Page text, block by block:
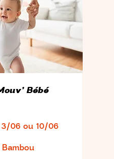
Bébé
06 ou 10/06